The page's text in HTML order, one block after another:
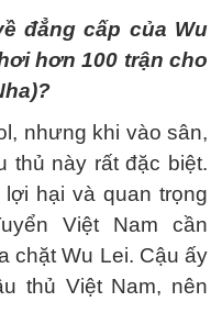
đẳng cấp của Wu
hơn 100 trận cho
nhưng khi vào sân,
thủ này rất đặc biệt.
hại và quan trọng
Việt Nam cần
chặt Wu Lei. Cậu ấy
thủ Việt Nam, nên